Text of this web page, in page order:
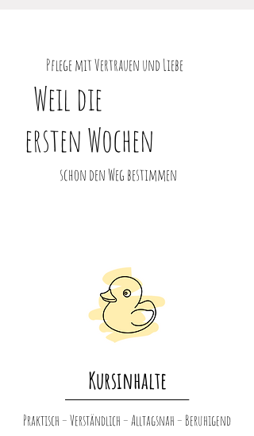
Pflege mit Vertrauen und Liebe
Weil die
ersten Wochen
schon den Weg bestimmen
Kursinhalte
Praktisch – Verständlich – Alltagsnah – Beruhigend